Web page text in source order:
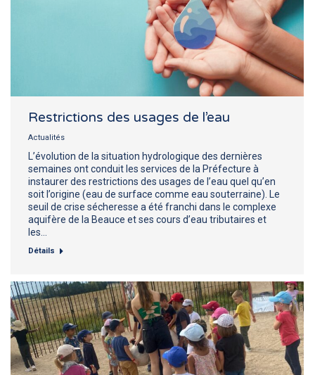
Restrictions des usages de l’eau
Actualités
L’évolution de la situation hydrologique des dernières
semaines ont conduit les services de la Préfecture à
instaurer des restrictions des usages de l’eau quel qu’en
soit l’origine (eau de surface comme eau souterraine). Le
seuil de crise sécheresse a été franchi dans le complexe
aquifère de la Beauce et ses cours d’eau tributaires et
les…
Détails